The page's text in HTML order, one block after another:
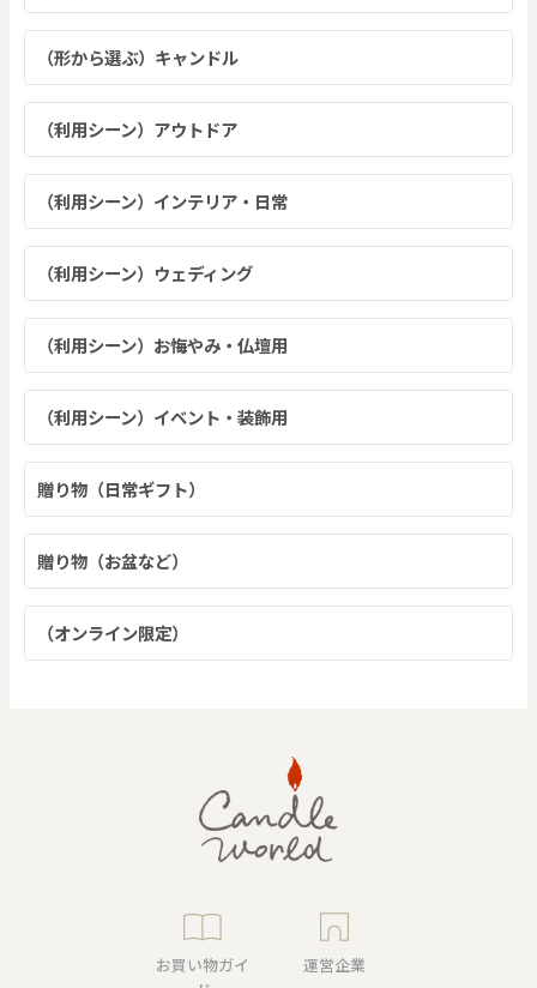
（形から選ぶ）キャンドル
（利用シーン）アウトドア
（利用シーン）インテリア・日常
（利用シーン）ウェディング
（利用シーン）お悔やみ・仏壇用
（利用シーン）イベント・装飾用
贈り物（日常ギフト）
贈り物（お盆など）
（オンライン限定）
お買い物ガイ
運営企業